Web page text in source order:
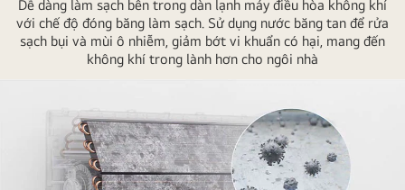
Dễ dàng làm sạch bên trong dàn lạnh máy điều hòa không khí
với chế độ đóng băng làm sạch. Sử dụng nước băng tan để rửa
sạch bụi và mùi ô nhiễm, giảm bớt vi khuẩn có hại, mang đến
không khí trong lành hơn cho ngôi nhà